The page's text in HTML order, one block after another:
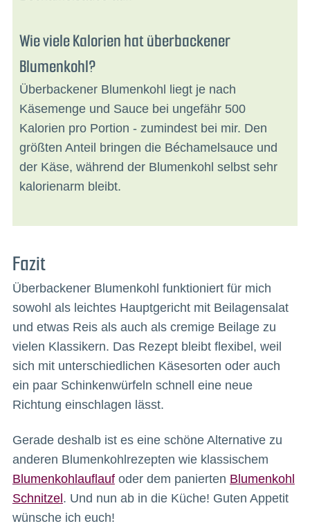
Wie viele Kalorien hat überbackener
Blumenkohl?
Überbackener Blumenkohl liegt je nach
Käsemenge und Sauce bei ungefähr 500
Kalorien pro Portion - zumindest bei mir. Den
größten Anteil bringen die Béchamelsauce und
der Käse, während der Blumenkohl selbst sehr
kalorienarm bleibt.
Fazit
Überbackener Blumenkohl funktioniert für mich
sowohl als leichtes Hauptgericht mit Beilagensalat
und etwas Reis als auch als cremige Beilage zu
vielen Klassikern. Das Rezept bleibt flexibel, weil
sich mit unterschiedlichen Käsesorten oder auch
ein paar Schinkenwürfeln schnell eine neue
Richtung einschlagen lässt.
Gerade deshalb ist es eine schöne Alternative zu
anderen Blumenkohlrezepten wie klassischem
Blumenkohlauflaufoder dem panierten Blumenkohl
Schnitzel . Und nun ab in die Küche! Guten Appetit
wünsche ich euch!